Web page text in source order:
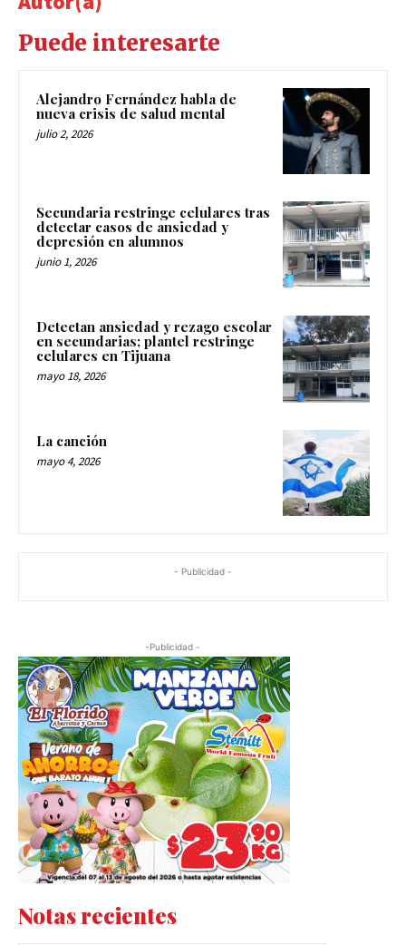
Puede interesarte
Alejandro Fernández habla de
nueva crisis de salud mental
julio 2, 2026
Secundaria restringe celulares tras
detectar casos de ansiedad y
depresión en alumnos
junio 1, 2026
Detectan ansiedad y rezago escolar
en secundarias; plantel restringe
celulares en Tijuana
mayo 18, 2026
La canción
mayo 4, 2026
- Publicidad -
-Publicidad -
Notas recientes